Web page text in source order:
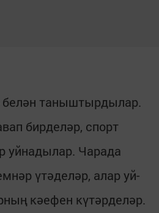
таныштырдылар.
бирделәр, спорт
уйнадылар. Чарада
үтәделәр, алар уй-
кәефен күтәрделәр.